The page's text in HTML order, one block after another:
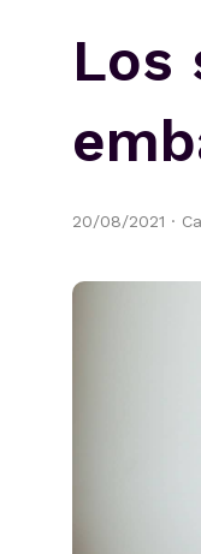
Los
20/08/2021 ·